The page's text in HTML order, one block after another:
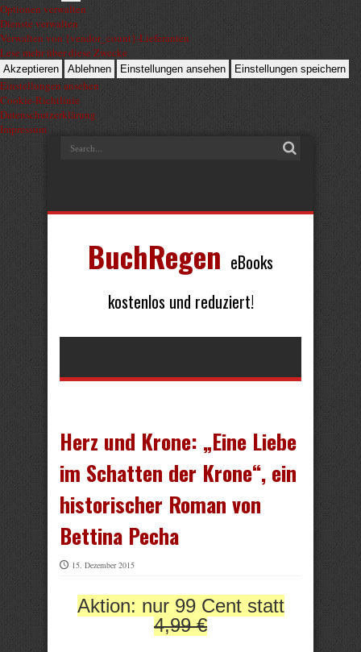
Optionen verwalten
Dienste verwalten
Verwalten von {vendor_count}-Lieferanten
Lese mehr über diese Zwecke
Akzeptieren Ablehnen Einstellungen ansehen Einstellungen speichern
Einstellungen ansehen
Cookie-Richtlinie
Datenschutzerklärung
Impressum
BuchRegen eBooks
kostenlos und reduziert!
Herz und Krone: „Eine Liebe
im Schatten der Krone“, ein
historischer Roman von
Bettina Pecha
15. Dezember 2015
Aktion: nur 99 Cent statt
4,99 €